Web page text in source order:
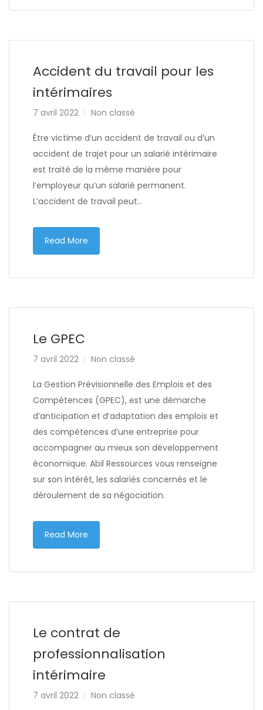
Accident du travail pour les
intérimaires
7 avril 2022 Non classé
Être victime d’un accident de travail ou d’un
accident de trajet pour un salarié intérimaire
est traité de la même manière pour
l’employeur qu’un salarié permanent.
L’accident de travail peut…
Read More
Le GPEC
7 avril 2022 Non classé
La Gestion Prévisionnelle des Emplois et des
Compétences (GPEC), est une démarche
d’anticipation et d’adaptation des emplois et
des compétences d’une entreprise pour
accompagner au mieux son développement
économique. Abil Ressources vous renseigne
sur son intérêt, les salariés concernés et le
déroulement de sa négociation.
Read More
Le contrat de
professionnalisation
intérimaire
7 avril 2022 Non classé